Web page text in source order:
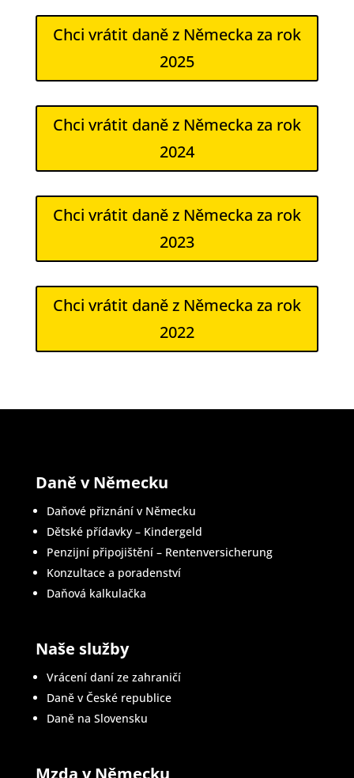
Chci vrátit daně z Německa za rok
2025
Chci vrátit daně z Německa za rok
2024
Chci vrátit daně z Německa za rok
2023
Chci vrátit daně z Německa za rok
2022
Daně v Německu
Daňové přiznání v Německu
Dětské přídavky – Kindergeld
Penzijní připojištění – Rentenversicherung
Konzultace a poradenství
Daňová kalkulačka
Naše služby
Vrácení daní ze zahraničí
Daně v České republice
Daně na Slovensku
Mzda v Německu